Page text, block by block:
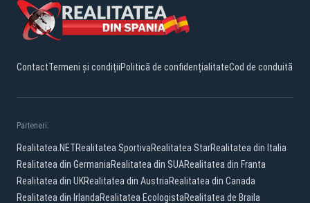
ContactTermeni și condițiiPolitică de confidențialitateCod de conduită
Parteneri:
Realitatea.NETRealitatea SportivaRealitatea StarRealitatea din Italia
Realitatea din GermaniaRealitatea din SUARealitatea din Franta
Realitatea din UKRealitatea din AustriaRealitatea din Canada
Realitatea din IrlandaRealitatea EcologistaRealitatea de Braila